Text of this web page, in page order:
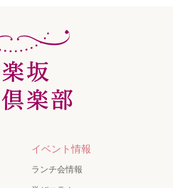
イベント情報
ランチ会情報